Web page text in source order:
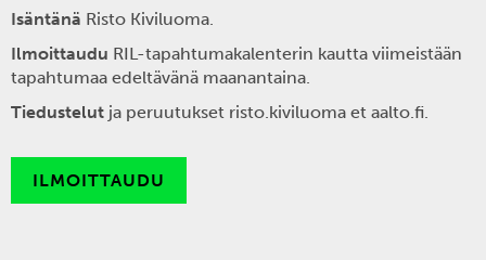
Isäntänä Risto Kiviluoma.
Ilmoittaudu RIL-tapahtumakalenterin kautta viimeistään
tapahtumaa edeltävänä maanantaina.
Tiedustelut ja peruutukset risto.kiviluoma et aalto.fi.
ILMOITTAUDU